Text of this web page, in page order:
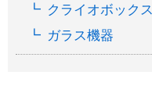
クライオボックス
ガラス機器